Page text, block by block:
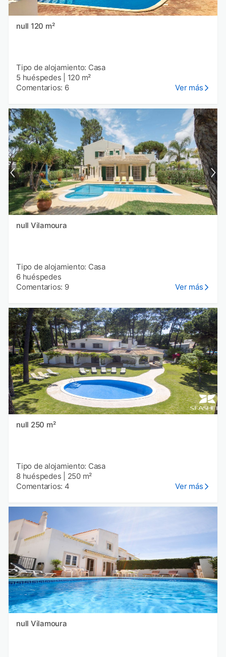
null 120 m²
Tipo de alojamiento: Casa
5 huéspedes
120 m²
Comentarios: 6
Ver más
null Vilamoura
Tipo de alojamiento: Casa
6 huéspedes
Comentarios: 9
Ver más
null 250 m²
Tipo de alojamiento: Casa
8 huéspedes
250 m²
Comentarios: 4
Ver más
null Vilamoura